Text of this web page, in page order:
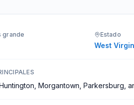
grande Estado
West
Morgantown, Parkersburg,